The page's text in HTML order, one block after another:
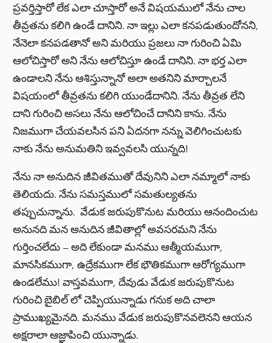
ప్రవర్తిస్తారో లేక ఎలా చూస్తారో అనే విషయములో నేను చాల
తీవ్రతను కలిగి ఉండే దానిని. నా ఇల్లు ఎలా కనపడుతుందోనని,
నేనెలా కనపడతానో అని మరియు ప్రజలు నా గురించి ఏమి
ఆలోచిస్తారో అని నేను ఆలోచిస్తూ ఉండే దానిని. నా భర్త ఎలా
ఉండాలని నేను ఆశిస్తున్నానో అలా అతనిని మార్చాలనే
విషయంలో తీవ్రతను కలిగి యుండేదానిని. నేను తీవ్రత లేని
దాని గురించి అసలు నేను ఆలోచించే దానిని కాను. నేను
నిజముగా చేయవలసిన పని ఏదనగా నన్ను వెలిగించుటకు
నాకు నేను అనుమతిని ఇవ్వవలసి యున్నది!
నేను నా అనుదిన జీవితముతో దేవునిని ఎలా నమ్మాలో నాకు
తెలియదు. నేను సమస్తములో సమతుల్యతను
తప్పుచున్నాను. వేడుక జరుపుకొనుట మరియు ఆనందించుట
అనునది మన అనుదిన జీవితాల్లో అవసరమని నేను
గుర్తించలేదు – అది లేకుండా మనము ఆత్మీయముగా,
మానసికముగా, ఉద్రేకముగా లేక భౌతికముగా ఆరోగ్యముగా
ఉండలేము! వాస్తవముగా, దేవుడు వేడుక జరుపుకొనుట
గురించి బైబిల్ లో చెప్పియున్నాడు గనుక అది చాలా
ప్రాముఖ్యమైనది. మనము వేడుక జరుపుకొనవలెనని ఆయన
అక్షరాలా ఆజ్ఞాపించి యున్నాడు.